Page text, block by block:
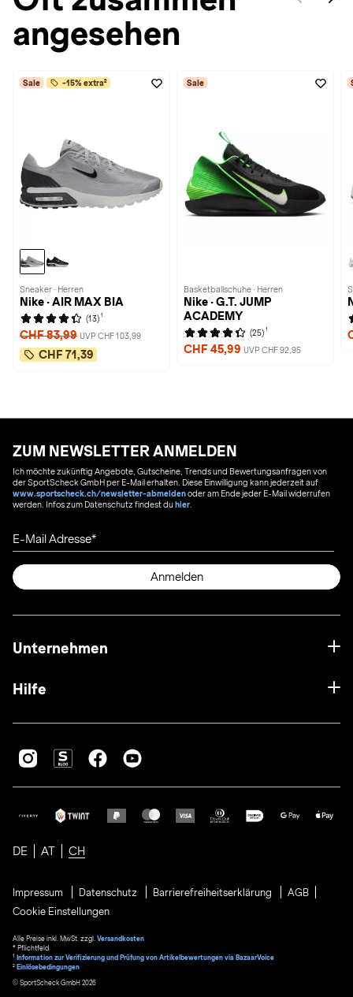
angesehen
Sale -15% extra²
Sneaker · Herren
Nike · AIR MAX BIA
(13) 1
CHF 83,99 UVP CHF 103,99
CHF 71,39
Sale
Basketballschuhe · Herren
Nike · G.T. JUMP
ACADEMY
(25) 1
CHF 45,99 UVP CHF 92,95
ZUM NEWSLETTER ANMELDEN
Ich möchte zukünftig Angebote, Gutscheine, Trends und Bewertungsanfragen von
der SportScheck GmbH per E-Mail erhalten. Diese Einwilligung kann jederzeit auf
www.sportscheck.ch/newsletter-abmeldenoder am Ende jeder E-Mail widerrufen
werden. Infos zum Datenschutz findest duhier
E-Mail Adresse
Anmelden
Unternehmen
Hilfe
DE AT CH
Impressum Datenschutz Barrierefreiheitserklärung
AGB
Cookie Einstellungen
Alle Preise inkl. MwSt. zzgl. Versandkosten
* Pflichtfeld
1
Information zur Verifizierung und Prüfung von Artikelbewertungen via BazaarVoice
² Einlösebedingungen
© SportScheck GmbH 2026